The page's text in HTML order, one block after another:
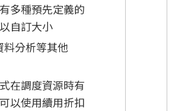
多種預先定義的
自訂大小
料分析等其他
在調度資源時有
以使用續用折扣